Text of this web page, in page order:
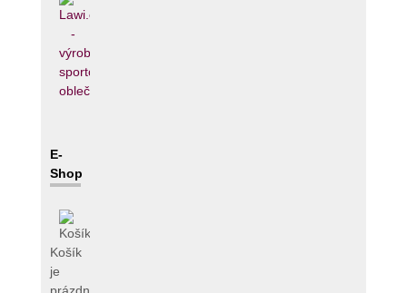
E-
Shop
Košík
je
prázdný